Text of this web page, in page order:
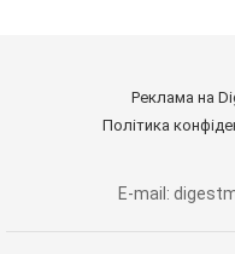
Реклама на
Політика
E-mail: